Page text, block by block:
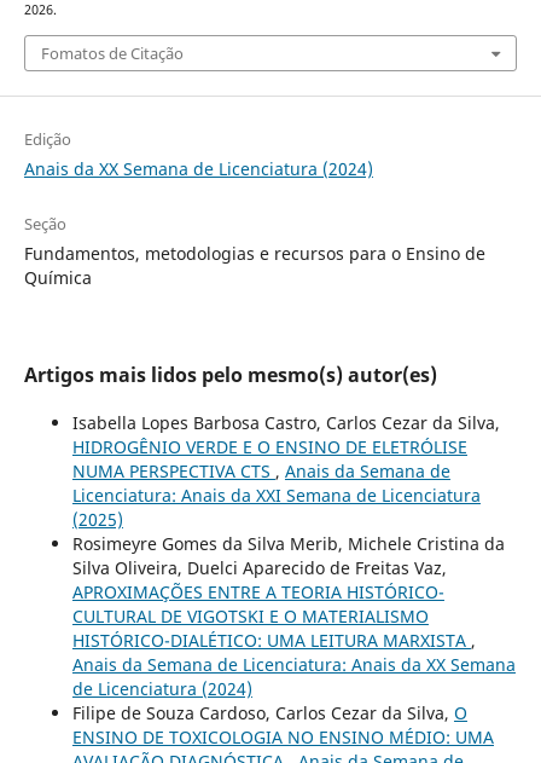
2026.
Fomatos de Citação
Edição
Anais da XX Semana de Licenciatura (2024)
Seção
Fundamentos, metodologias e recursos para o Ensino de
Química
Artigos mais lidos pelo mesmo(s) autor(es)
Isabella Lopes Barbosa Castro, Carlos Cezar da Silva,
HIDROGÊNIO VERDE E O ENSINO DE ELETRÓLISE
NUMA PERSPECTIVA CTS , Anais da Semana de
Licenciatura: Anais da XXI Semana de Licenciatura
(2025)
Rosimeyre Gomes da Silva Merib, Michele Cristina da
Silva Oliveira, Duelci Aparecido de Freitas Vaz,
APROXIMAÇÕES ENTRE A TEORIA HISTÓRICO-
CULTURAL DE VIGOTSKI E O MATERIALISMO
HISTÓRICO-DIALÉTICO: UMA LEITURA MARXISTA ,
Anais da Semana de Licenciatura: Anais da XX Semana
de Licenciatura (2024)
Filipe de Souza Cardoso, Carlos Cezar da Silva, O
ENSINO DE TOXICOLOGIA NO ENSINO MÉDIO: UMA